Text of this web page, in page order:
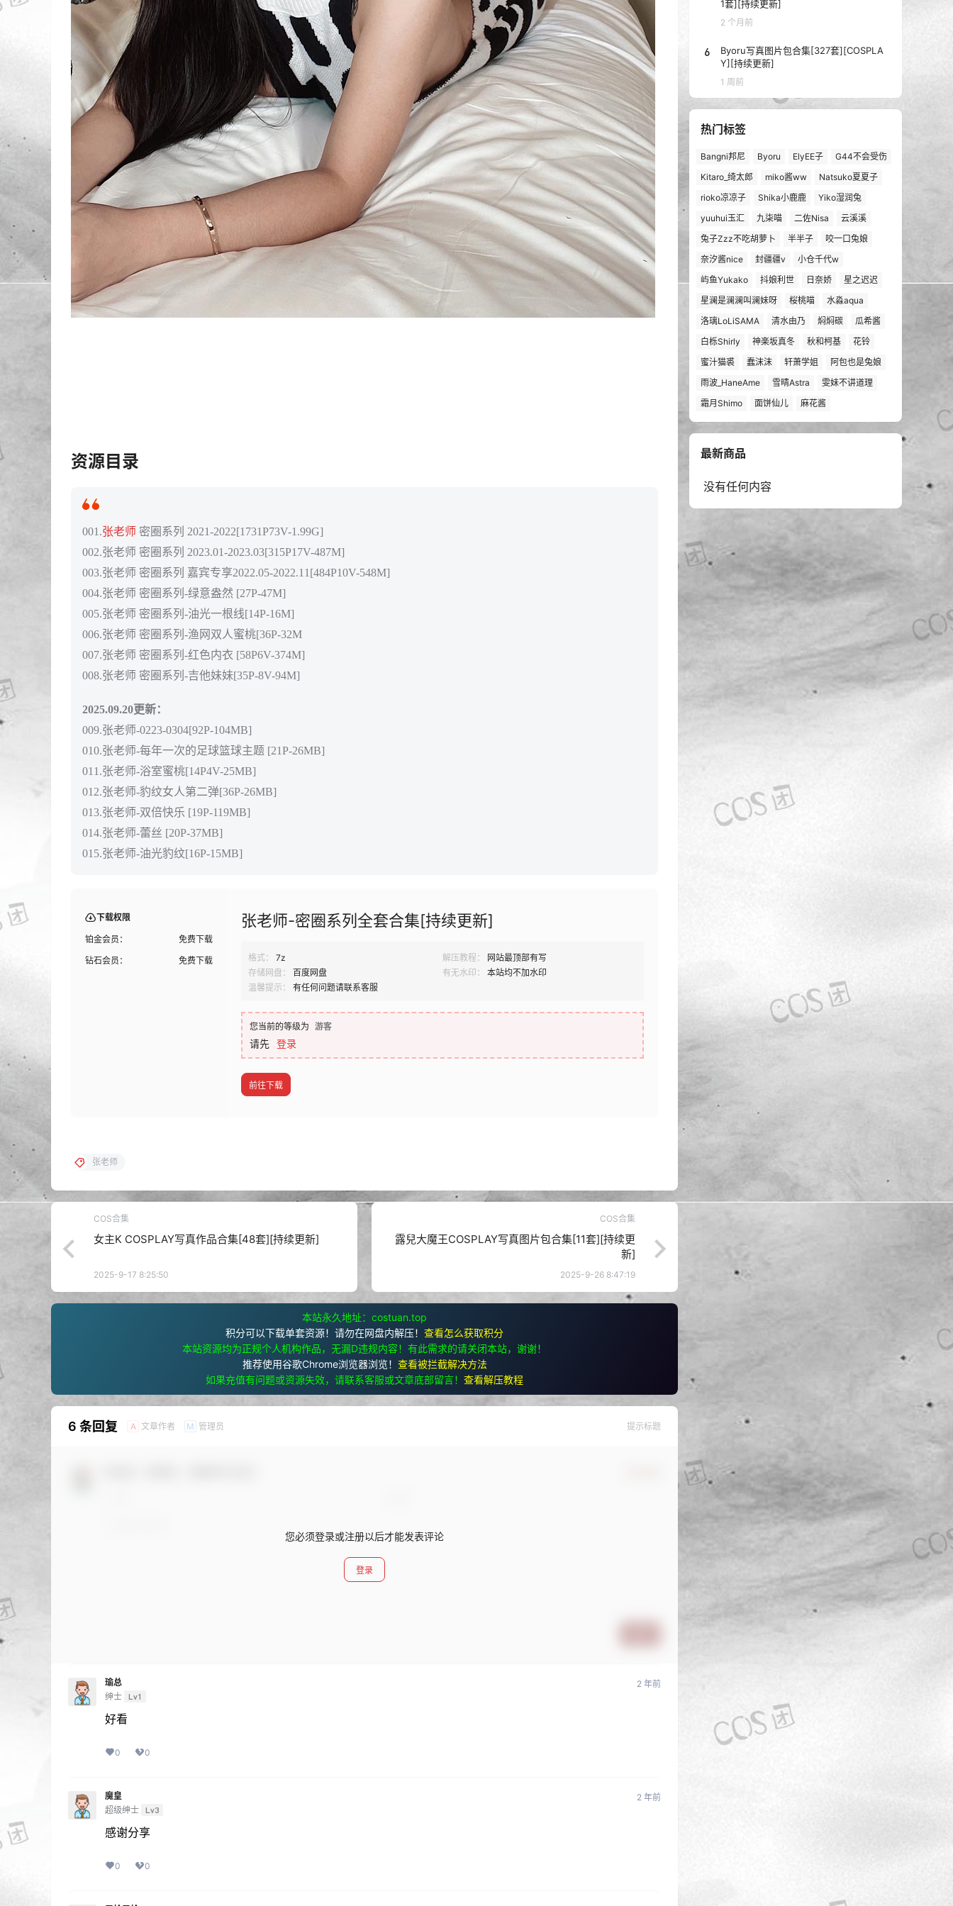
资源目录
001.张老师 密圈系列 2021-2022[1731P73V-1.99G]
002.张老师 密圈系列 2023.01-2023.03[315P17V-487M]
003.张老师 密圈系列 嘉宾专享2022.05-2022.11[484P10V-548M]
004.张老师 密圈系列-绿意盎然 [27P-47M]
005.张老师 密圈系列-油光一根线[14P-16M]
006.张老师 密圈系列-渔网双人蜜桃[36P-32M
007.张老师 密圈系列-红色内衣 [58P6V-374M]
008.张老师 密圈系列-吉他妹妹[35P-8V-94M]
2025.09.20更新：
009.张老师-0223-0304[92P-104MB]
010.张老师-每年一次的足球篮球主题 [21P-26MB]
011.张老师-浴室蜜桃[14P4V-25MB]
012.张老师-豹纹女人第二弹[36P-26MB]
013.张老师-双倍快乐 [19P-119MB]
014.张老师-蕾丝 [20P-37MB]
015.张老师-油光豹纹[16P-15MB]
下载权限
铂金会员：
免费下载
钻石会员：
免费下载
张老师-密圈系列全套合集[持续更新]
格式： 7z 解压教程：
网站最顶部有写
存储网盘：
百度网盘 有无水印：
本站均不加水印
温馨提示：
有任何问题请联系客服
您当前的等级为 游客
请先 登录
前往下载
张老师
COS合集
女主K COSPLAY写真作品合集[48套][持续更新]
2025-9-17 8:25:50
COS合集
露兒大魔王COSPLAY写真图片包合集[11套][持续更
新]
2025-9-26 8:47:19
本站永久地址：costuan.top
积分可以下载单套资源！请勿在网盘内解压！ 查看怎么获取积分
本站资源均为正规个人机构作品，无漏D违规内容！有此需求的请关闭本站，谢谢！
推荐使用谷歌Chrome浏览器浏览！ 查看被拦截解决方法
如果充值有问题或资源失效，请联系客服或文章底部留言！ 查看解压教程
6 条回复 A 文章作者 M 管理员 提示标题
您必须登录或注册以后才能发表评论
登录
瑜总
绅士 Lv1
2 年前
好看
0 0
魔皇
超级绅士 Lv3
2 年前
感谢分享
0 0
1套][持续更新]
2 个月前
6
Byoru写真图片包合集[327套][COSPLA
Y][持续更新]
1 周前
热门标签
Bangni邦尼 Byoru ElyEE子
G44不会受伤
Kitaro_绮太郎
miko酱ww
Natsuko夏夏子
rioko凉凉子
Shika小鹿鹿
Yiko湿润兔
yuuhui玉汇
九柒喵 二佐Nisa
云溪溪
兔子Zzz不吃胡萝卜
半半子
咬一口兔娘
奈汐酱nice
封疆疆v
小仓千代w
屿鱼Yukako
抖娘利世 日奈娇
星之迟迟
星澜是澜澜叫澜妹呀
桜桃喵
水淼aqua
洛璃LoLiSAMA
清水由乃 焖焖碳
瓜希酱
白栎Shirly
神楽坂真冬 秋和柯基
花铃
蜜汁猫裘
蠢沫沫 轩萧学姐
阿包也是兔娘
雨波_HaneAme
雪晴Astra
雯妹不讲道理
霜月Shimo
面饼仙儿 麻花酱
最新商品
没有任何内容